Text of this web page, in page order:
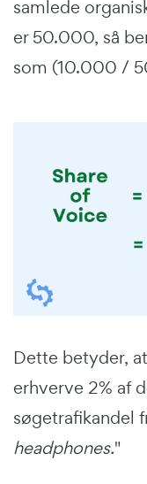
samlede
er 50.000, så
som (10.000 /
Dette betyder,
erhverve 2% af
søgetrafikandel
headphones."